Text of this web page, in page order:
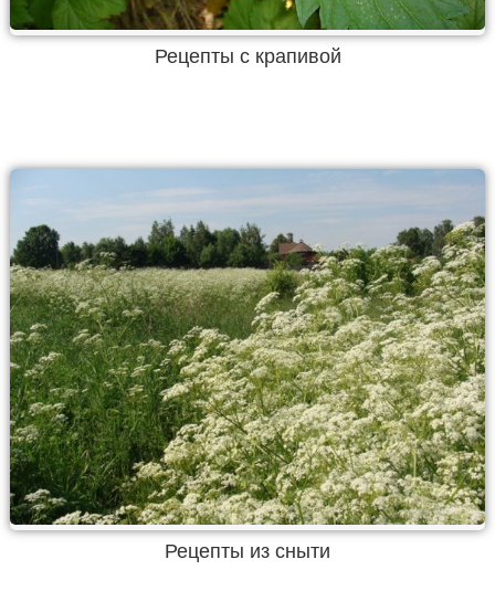
Рецепты с крапивой
Рецепты из сныти